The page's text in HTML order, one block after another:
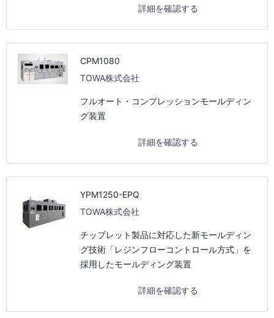
詳細を確認する
CPM1080
TOWA株式会社
フルオート・コンプレッションモールディン
グ装置
詳細を確認する
YPM1250-EPQ
TOWA株式会社
チップレット製品に対応した新モールディン
グ技術「レジンフローコントロール方式」を
採用したモールディング装置
詳細を確認する